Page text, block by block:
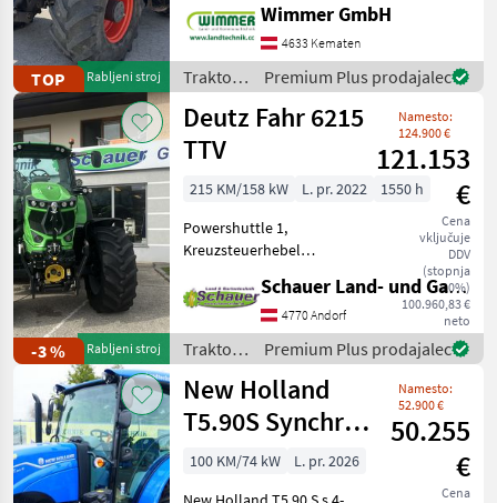
TOP Rabljeni stroj
CLAAS AXION 870 CMATIC
aus dem Jahr 2016 ist ein
richtig starker Allrounder
für Feld und
Wimmer GmbH
4633 Kematen
Traktor /
Claas
Premium Plus prodajalec
-3 % Rabljeni stroj
Deutz Fahr 6215
TTV
Namesto:
124.900 €
121.153
€
Cena
vključuje
DDV
(stopnja
20%)
100.960,83 €
neto
215 KM/158 kW L. pr. 2022
1550 h
Powershuttle 1,
Kreuzsteuerhebel
Außenbedienung
Heckhydraulik 1, Anzahl
Arbeitsscheinwerfer vorne
8, Abgasstufe Tier 5,
Fahrzeugpapiere
vorhanden 1,
Schauer Land- und Gartentechnik GmbH
4770 Andorf
Traktor /
Deutz
Fahr
Premium Plus prodajalec
New Holland
T5.90S Synchro
Shuttle
Namesto:
52.900 €
50.255
€
Cena
100 KM/74 kW
L. pr. 2026